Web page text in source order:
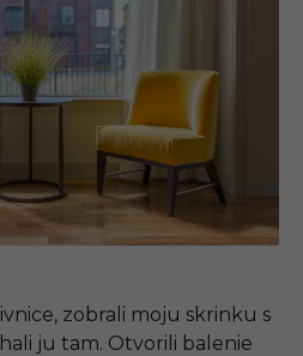
zobrali moju skrinku s
ju tam. Otvorili balenie